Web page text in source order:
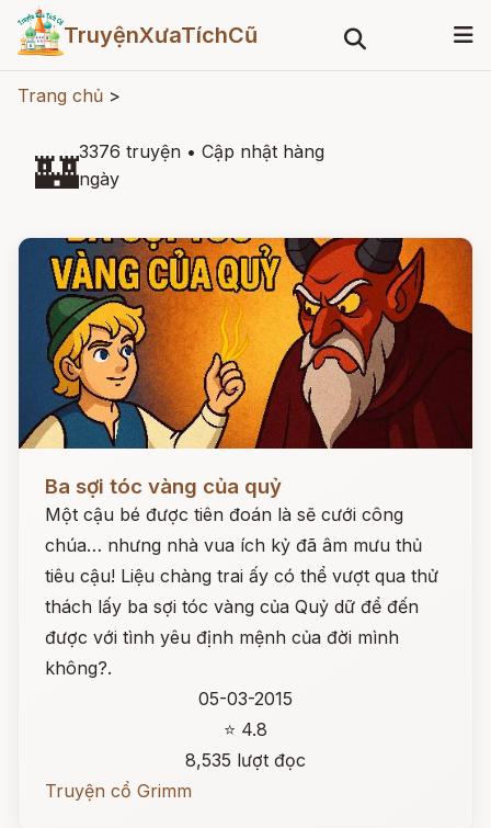
TruyệnXưaTíchCũ
Trang chủ >
🏰3376 truyện • Cập nhật hàng
ngày
Ba sợi tóc vàng của quỷ
Một cậu bé được tiên đoán là sẽ cưới công
chúa… nhưng nhà vua ích kỷ đã âm mưu thủ
tiêu cậu! Liệu chàng trai ấy có thể vượt qua thử
thách lấy ba sợi tóc vàng của Quỷ dữ để đến
được với tình yêu định mệnh của đời mình
không?.
05-03-2015
⭐ 4.8
8,535 lượt đọc
Truyện cổ Grimm